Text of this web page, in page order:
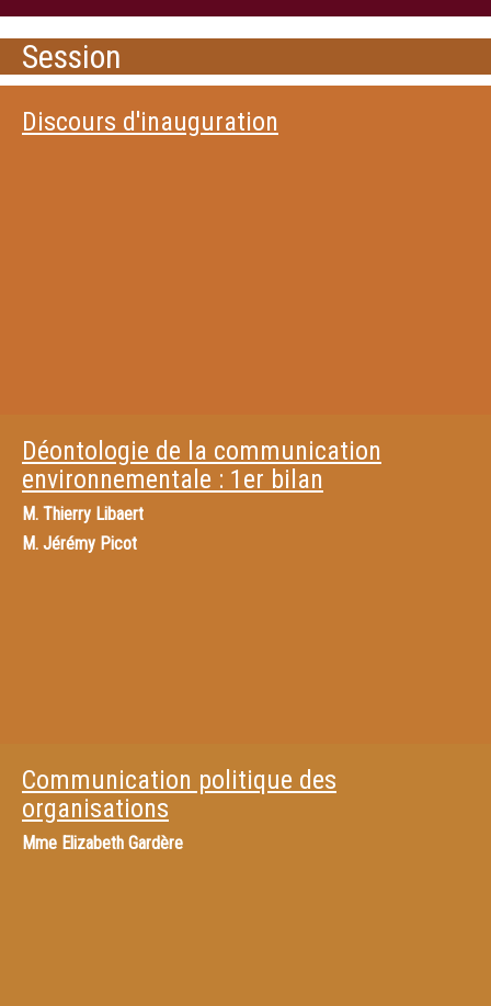
Session
Discours d'inauguration
Déontologie de la communication
environnementale : 1er bilan
M. Thierry Libaert
M. Jérémy Picot
Communication politique des
organisations
Mme Elizabeth Gardère